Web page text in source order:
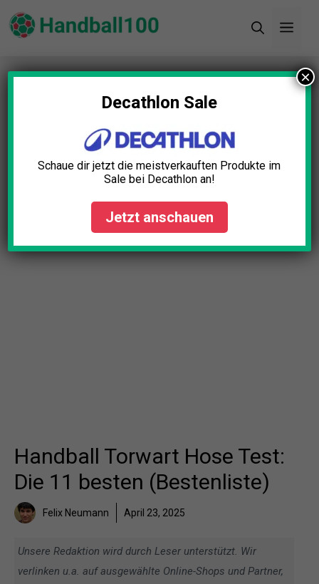
Zum
Inhalt
Startseite»Blog»Handball Torwart Hose Test:
Die 11 besten (Bestenliste)
Handball Torwart Hose Test:
Die 11 besten (Bestenliste)
Felix Neumann April 23, 2025
Unsere Redaktion wird durch Leser unterstützt. Wir
verlinken u.a. auf ausgewählte Online-Shops und Partner,
Decathlon Sale
Schaue dir jetzt die meistverkauften Produkte im
Sale bei Decathlon an!
Jetzt anschauen
×